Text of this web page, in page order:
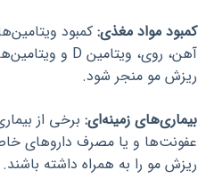
کمبود مواد مغذی:کمبود
ریزش مو منجر شود.
بیماری‌های زمینه‌ای: برخی از
عفونت‌ها و یا مصرف داروهای
ریزش مو را به همراه داشته باشند.